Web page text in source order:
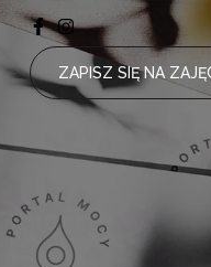
ZAPISZ SIĘ NA